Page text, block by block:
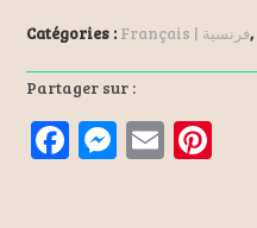
Catégories : Français | فرنسية,
Partager sur :
F M E